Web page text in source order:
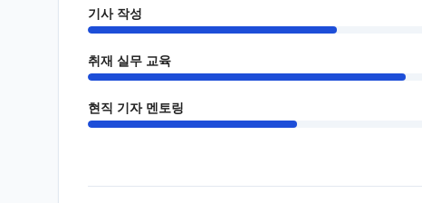
기사 작성
취재 실무 교육
현직 기자 멘토링